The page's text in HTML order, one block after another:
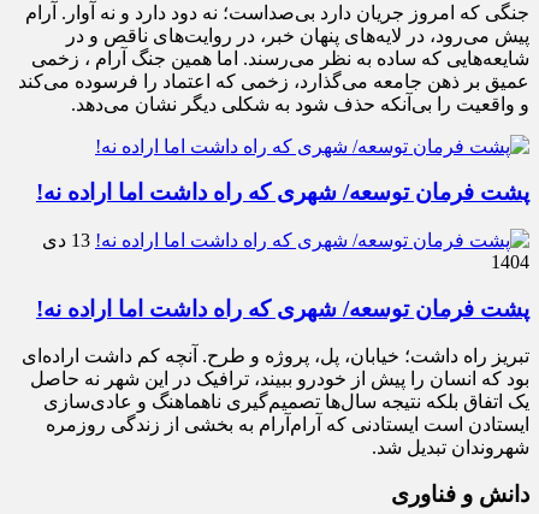
جنگی که امروز جریان دارد بی‌صداست؛ نه دود دارد و نه آوار. آرام
پیش می‌رود، در لایه‌های پنهان خبر، در روایت‌های ناقص و در
شایعه‌هایی که ساده به نظر می‌رسند. اما همین جنگ آرام ، زخمی
عمیق بر ذهن جامعه می‌گذارد، زخمی که اعتماد را فرسوده می‌کند
و واقعیت را بی‌آنکه حذف شود به شکلی دیگر نشان می‌دهد.
پشت فرمان توسعه/ شهری که راه داشت اما اراده نه!
13 دی
1404
پشت فرمان توسعه/ شهری که راه داشت اما اراده نه!
تبریز راه داشت؛ خیابان، پل، پروژه و طرح. آنچه کم داشت اراده‌ای
بود که انسان را پیش از خودرو ببیند، ترافیک در این شهر نه حاصل
یک اتفاق بلکه نتیجه سال‌ها تصمیم‌گیری ناهماهنگ و عادی‌سازی
ایستادن است ایستادنی که آرام‌آرام به بخشی از زندگی روزمره
شهروندان تبدیل شد.
دانش و فناوری